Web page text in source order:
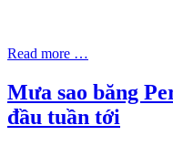
Read more …
Mưa sao băng
đầu tuần tới